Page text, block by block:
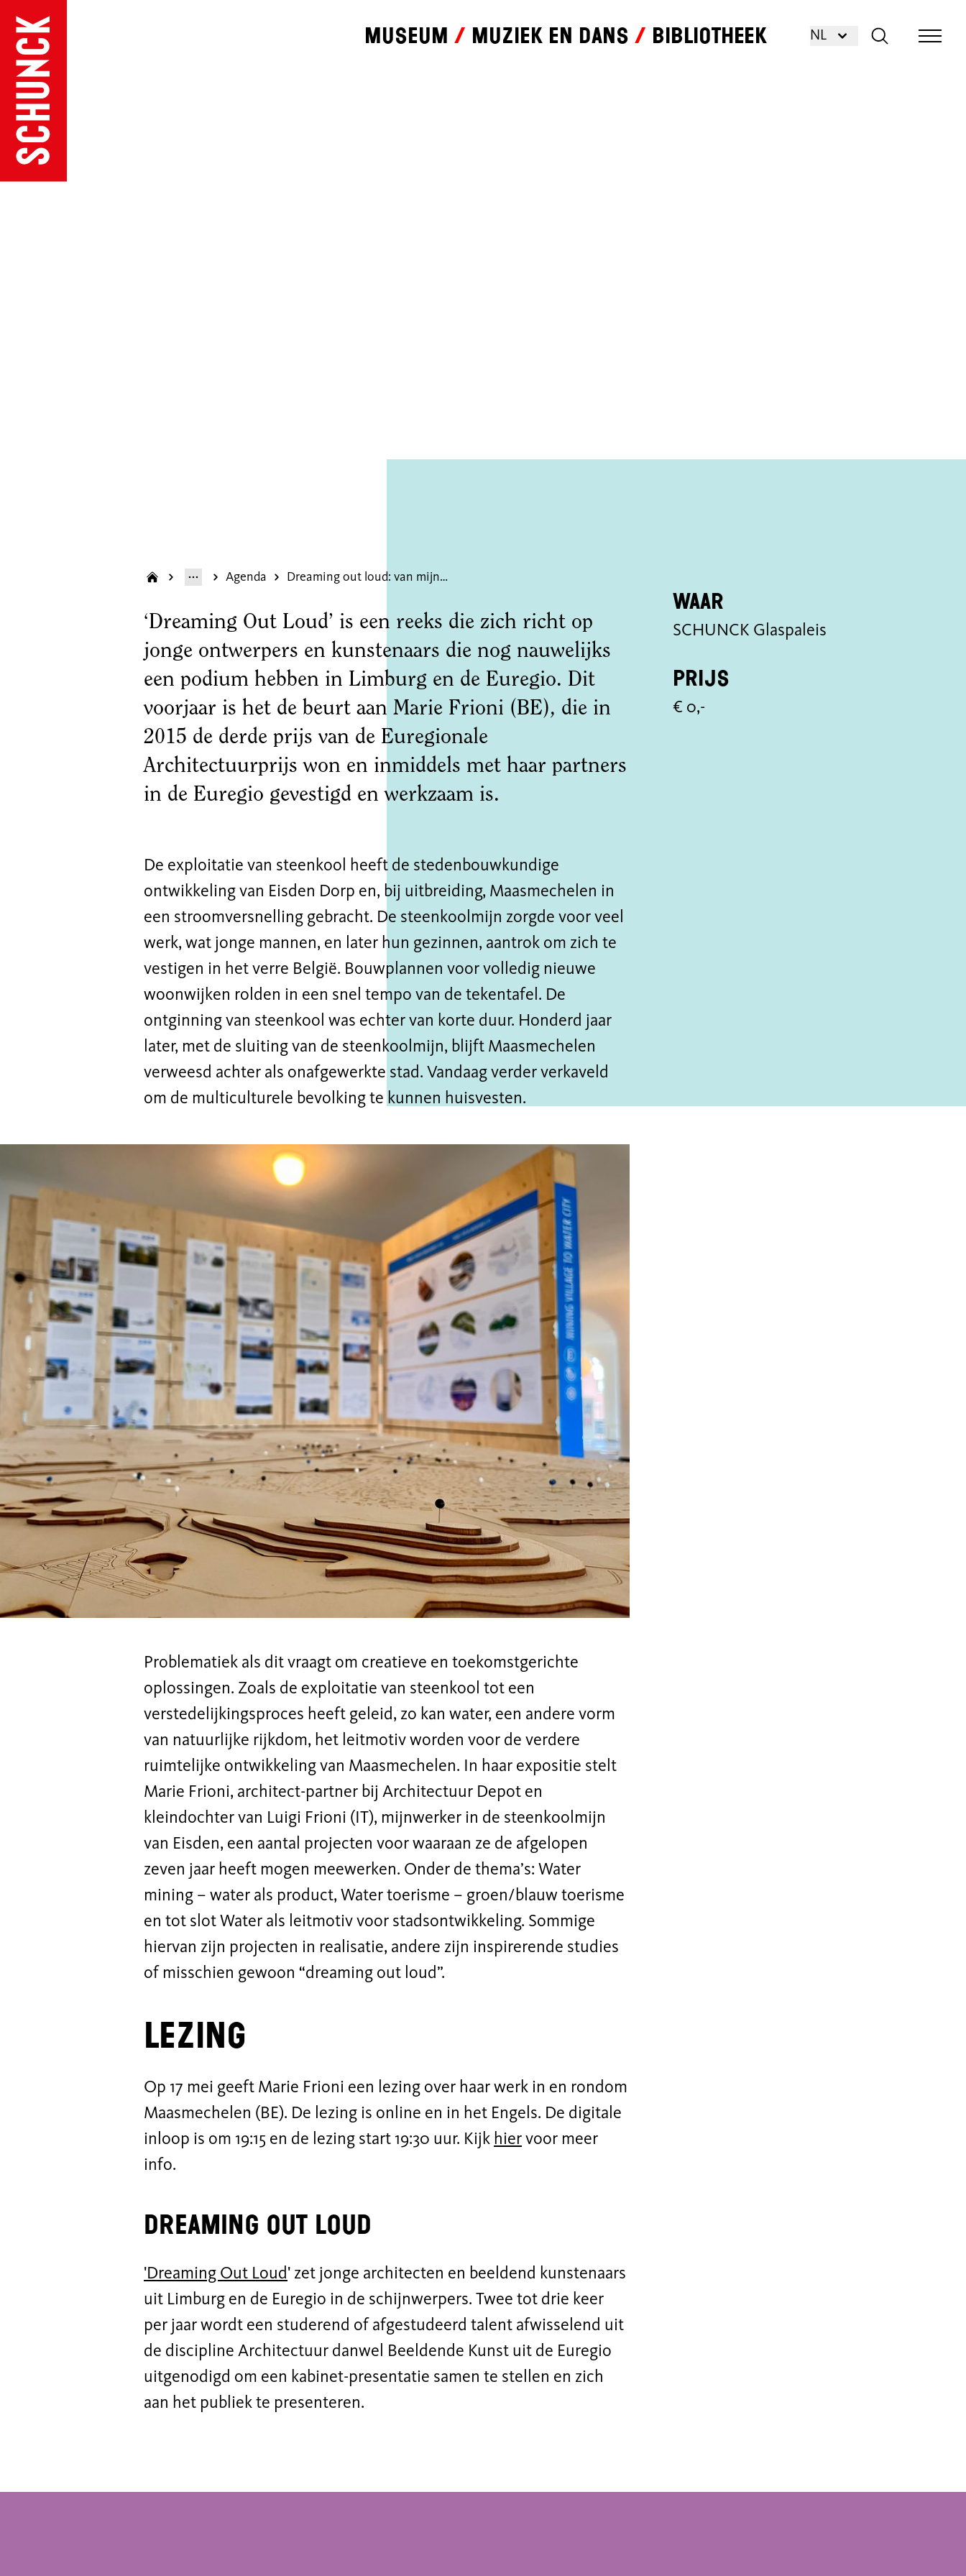
Museum Muziek en dans Bibliotheek NL
Deze video
geladen nadat
je marketing-
Cookie-
instellingen
aanpassen
mijngemeente tot
waterstad
31 Mar 2023- 18 Jun 2023
Agenda Dreaming out loud: van mijngemeente naar waterstad
‘Dreaming Out Loud’ is een reeks die zich richt op
jonge ontwerpers en kunstenaars die nog nauwelijks
een podium hebben in Limburg en de Euregio. Dit
voorjaar is het de beurt aan Marie Frioni (BE), die in
2015 de derde prijs van de Euregionale
Architectuurprijs won en inmiddels met haar partners
in de Euregio gevestigd en werkzaam is.
De exploitatie van steenkool heeft de stedenbouwkundige
ontwikkeling van Eisden Dorp en, bij uitbreiding, Maasmechelen in
een stroomversnelling gebracht. De steenkoolmijn zorgde voor veel
werk, wat jonge mannen, en later hun gezinnen, aantrok om zich te
vestigen in het verre België. Bouwplannen voor volledig nieuwe
woonwijken rolden in een snel tempo van de tekentafel. De
ontginning van steenkool was echter van korte duur. Honderd jaar
later, met de sluiting van de steenkoolmijn, blijft Maasmechelen
verweesd achter als onafgewerkte stad. Vandaag verder verkaveld
om de multiculturele bevolking te kunnen huisvesten.
Problematiek als dit vraagt om creatieve en toekomstgerichte
oplossingen. Zoals de exploitatie van steenkool tot een
verstedelijkingsproces heeft geleid, zo kan water, een andere vorm
van natuurlijke rijkdom, het leitmotiv worden voor de verdere
ruimtelijke ontwikkeling van Maasmechelen. In haar expositie stelt
Marie Frioni, architect-partner bij Architectuur Depot en
kleindochter van Luigi Frioni (IT), mijnwerker in de steenkoolmijn
van Eisden, een aantal projecten voor waaraan ze de afgelopen
zeven jaar heeft mogen meewerken. Onder de thema’s: Water
mining – water als product, Water toerisme – groen/blauw toerisme
en tot slot Water als leitmotiv voor stadsontwikkeling. Sommige
hiervan zijn projecten in realisatie, andere zijn inspirerende studies
of misschien gewoon “dreaming out loud”.
lezing
Op 17 mei geeft Marie Frioni een lezing over haar werk in en rondom
Maasmechelen (BE). De lezing is online en in het Engels. De digitale
inloop is om 19:15 en de lezing start 19:30 uur. Kijk hier voor meer
info.
Dreaming Out Loud
'Dreaming Out Loud' zet jonge architecten en beeldend kunstenaars
uit Limburg en de Euregio in de schijnwerpers. Twee tot drie keer
per jaar wordt een studerend of afgestudeerd talent afwisselend uit
de discipline Architectuur danwel Beeldende Kunst uit de Euregio
uitgenodigd om een kabinet-presentatie samen te stellen en zich
aan het publiek te presenteren.
Waar
SCHUNCK Glaspaleis
Prijs
€ 0,-